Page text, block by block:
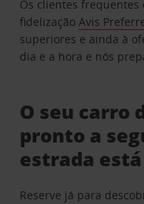
Os clientes
fidelizaçãoAvis
superiores e ainda à
dia e a hora e nós
O seu carro
pronto a
estrada
Reserve já para